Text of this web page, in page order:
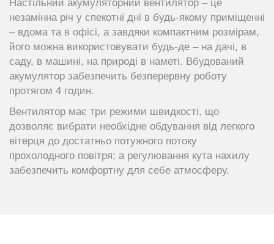
Настільний акумуляторний вентилятор – це
незамінна річ у спекотні дні в будь-якому приміщенні
– вдома та в офісі, а завдяки компактним розмірам,
його можна використовувати будь-де – на дачі, в
саду, в машині, на природі в наметі. Вбудований
акумулятор забезпечить безперервну роботу
протягом 4 годин.
Вентилятор має три режими швидкості, що
дозволяє вибрати необхідне обдування від легкого
вітерця до достатньо потужного потоку
прохолодного повітря; а регулювання кута нахилу
забезпечить комфортну для себе атмосферу.